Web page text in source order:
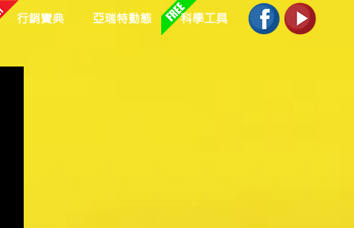
行銷寶典 亞瑞特動態 科學工具